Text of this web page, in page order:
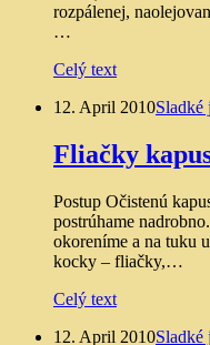
rozpálenej,
…
Celý text
12. April 2010Sladké
Fliačky
Postup Očistenú
postrúhame
okoreníme a na tuku
kocky – fliačky,…
Celý text
12. April 2010Sladké